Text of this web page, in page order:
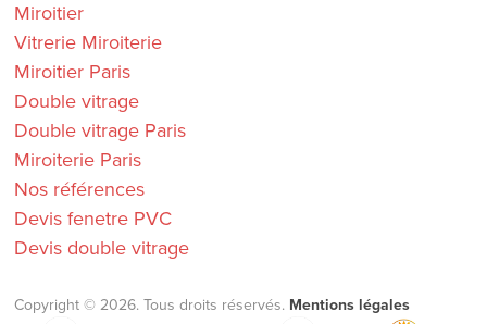
Miroitier
Vitrerie Miroiterie
Miroitier Paris
Double vitrage
Double vitrage Paris
Miroiterie Paris
Nos références
Devis fenetre PVC
Devis double vitrage
Copyright © 2026. Tous droits réservés. Mentions légales